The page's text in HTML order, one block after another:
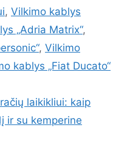
, Vilkimo kablys
„Adria Matrix“,
, Vilkimo
kablys „Fiat Ducato“
laikikliui: kaip
ir su kemperine